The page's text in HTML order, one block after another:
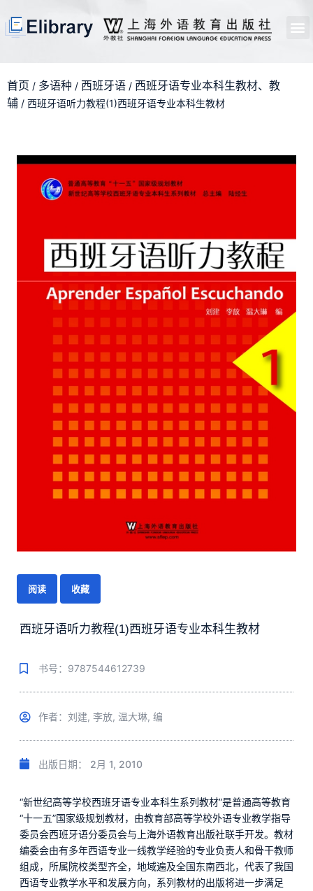
首页 / 多语种 / 西班牙语 / 西班牙语专业本科生教材、教
辅 / 西班牙语听力教程(1)西班牙语专业本科生教材
阅读 收藏
西班牙语听力教程(1)西班牙语专业本科生教材
书号：9787544612739
作者：刘建, 李放, 温大琳, 编
出版日期： 2月 1, 2010
“新世纪高等学校西班牙语专业本科生系列教材”是普通高等教育
“十一五”国家级规划教材，由教育部高等学校外语专业教学指导
委员会西班牙语分委员会与上海外语教育出版社联手开发。教材
编委会由有多年西语专业一线教学经验的专业负责人和骨干教师
组成，所属院校类型齐全，地域遍及全国东南西北，代表了我国
西语专业教学水平和发展方向，系列教材的出版将进一步满足